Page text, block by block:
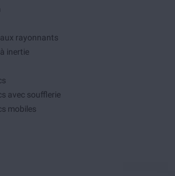
rayonnants
inertie
avec soufflerie
mobiles